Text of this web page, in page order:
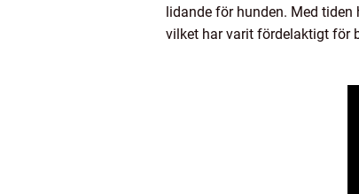
lidande för hunden. Med
vilket har varit fördelaktigt för